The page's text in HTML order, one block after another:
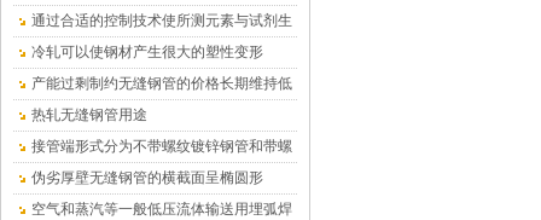
通过合适的控制技术使所测元素与试剂生
成有色络合物
冷轧可以使钢材产生很大的塑性变形
产能过剩制约无缝钢管的价格长期维持低
位
热轧无缝钢管用途
接管端形式分为不带螺纹镀锌钢管和带螺
纹镀锌钢管
伪劣厚壁无缝钢管的横截面呈椭圆形
空气和蒸汽等一般低压流体输送用埋弧焊